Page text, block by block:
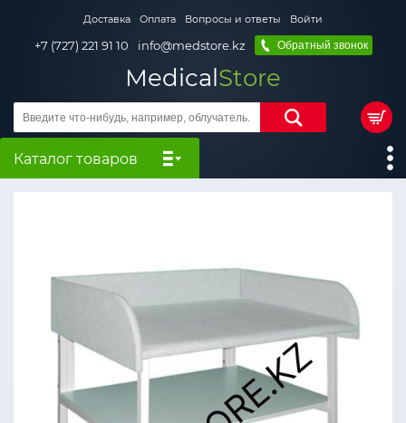
Доставка Оплата Вопросы и ответы Войти
+7 (727) 221 91 10 info@medstore.kz Обратный звонок
MedicalStore
Каталог товаров